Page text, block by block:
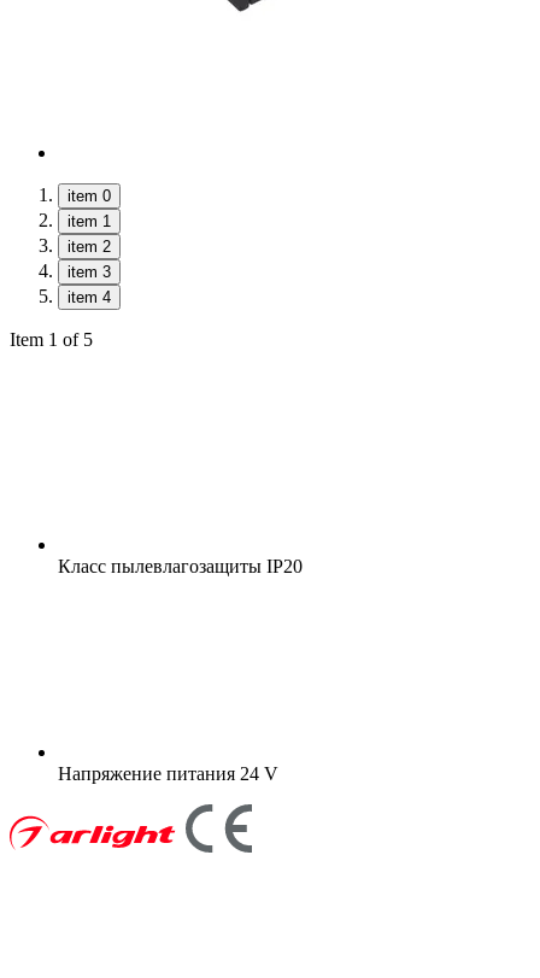
item 0
item 1
item 2
item 3
item 4
Item 1 of 5
Класс пылевлагозащиты IP20
Напряжение питания 24 V